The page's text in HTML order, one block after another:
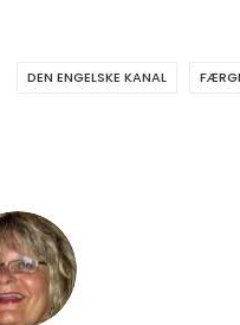
DEN ENGELSKE KANAL